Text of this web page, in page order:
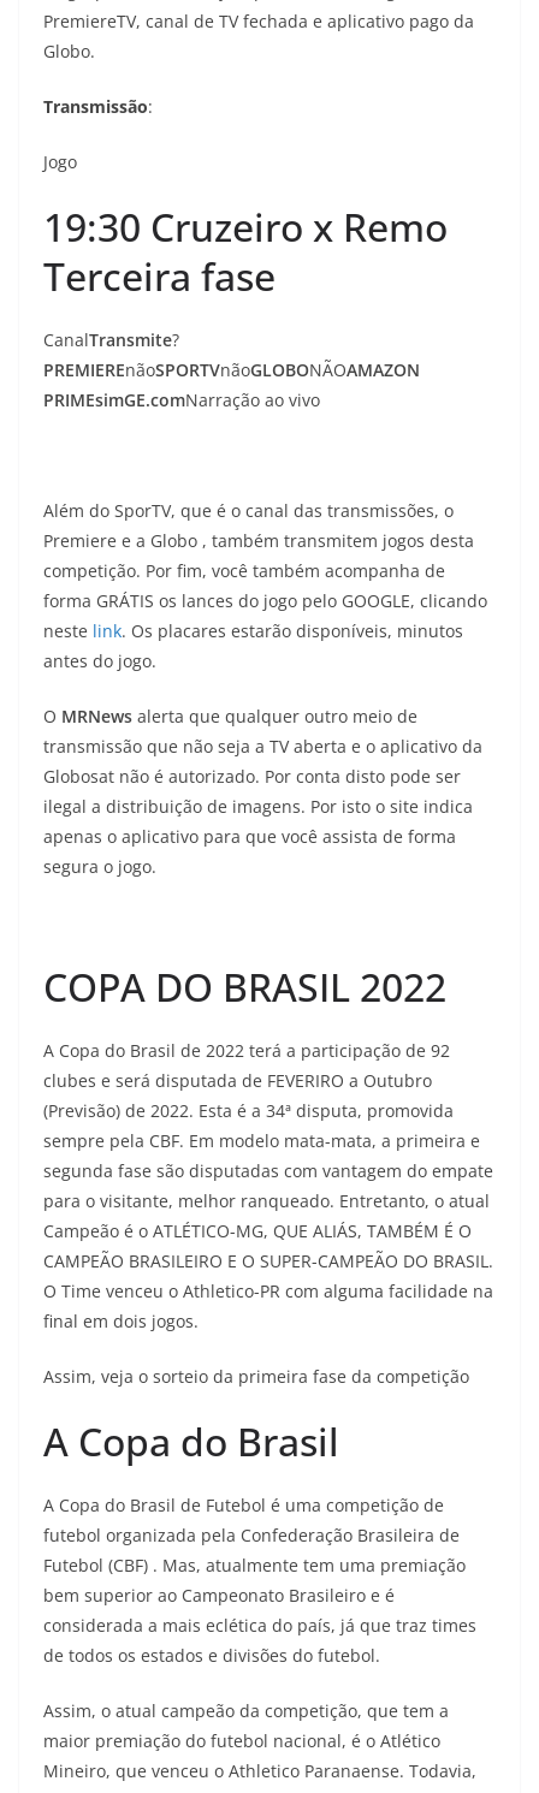
PremiereTV, canal de TV fechada e aplicativo pago da
Globo.
Transmissão:
Jogo
19:30 Cruzeiro x Remo
Terceira fase
CanalTransmite?
PREMIEREnãoSPORTVnãoGLOBONÃOAMAZON
PRIMEsimGE.comNarração ao vivo
Além do SporTV, que é o canal das transmissões, o
Premiere e a Globo , também transmitem jogos desta
competição. Por fim, você também acompanha de
forma GRÁTIS os lances do jogo pelo GOOGLE, clicando
neste link. Os placares estarão disponíveis, minutos
antes do jogo.
O MRNews alerta que qualquer outro meio de
transmissão que não seja a TV aberta e o aplicativo da
Globosat não é autorizado. Por conta disto pode ser
ilegal a distribuição de imagens. Por isto o site indica
apenas o aplicativo para que você assista de forma
segura o jogo.
COPA DO BRASIL 2022
A Copa do Brasil de 2022 terá a participação de 92
clubes e será disputada de FEVERIRO a Outubro
(Previsão) de 2022. Esta é a 34ª disputa, promovida
sempre pela CBF. Em modelo mata-mata, a primeira e
segunda fase são disputadas com vantagem do empate
para o visitante, melhor ranqueado. Entretanto, o atual
Campeão é o ATLÉTICO-MG, QUE ALIÁS, TAMBÉM É O
CAMPEÃO BRASILEIRO E O SUPER-CAMPEÃO DO BRASIL.
O Time venceu o Athletico-PR com alguma facilidade na
final em dois jogos.
Assim, veja o sorteio da primeira fase da competição
A Copa do Brasil
A Copa do Brasil de Futebol é uma competição de
futebol organizada pela Confederação Brasileira de
Futebol (CBF) . Mas, atualmente tem uma premiação
bem superior ao Campeonato Brasileiro e é
considerada a mais eclética do país, já que traz times
de todos os estados e divisões do futebol.
Assim, o atual campeão da competição, que tem a
maior premiação do futebol nacional, é o Atlético
Mineiro, que venceu o Athletico Paranaense. Todavia,